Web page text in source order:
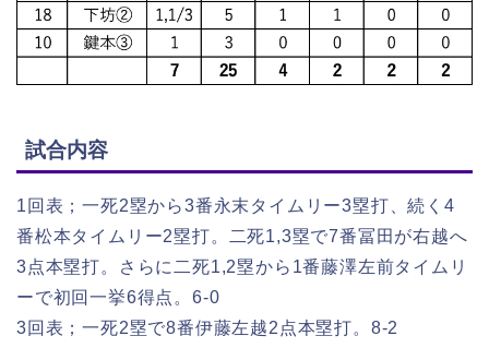
試合内容
1回表；一死2塁から3番永末タイムリー3塁打、続く4
番松本タイムリー2塁打。二死1,3塁で7番冨田が右越へ
3点本塁打。さらに二死1,2塁から1番藤澤左前タイムリ
ーで初回一挙6得点。6-0
3回表；一死2塁で8番伊藤左越2点本塁打。8-2